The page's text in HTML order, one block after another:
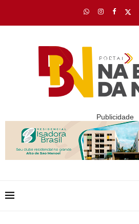
Publicidade